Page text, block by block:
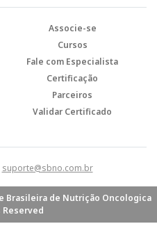
Associe-se
Cursos
Fale com Especialista
Certificação
Parceiros
Validar Certificado
suporte@sbno.com.br
Brasileira de Nutrição Oncologica